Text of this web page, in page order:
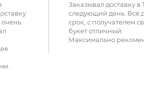
Заказывал доставку в
следующий день. Всё
срок, с получателем
букет отличный.
Максимально